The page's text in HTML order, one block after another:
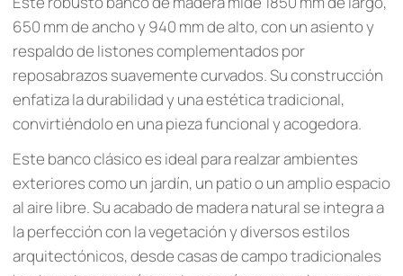
650 mm de ancho y 940 mm de alto, con un asiento y
respaldo de listones complementados por
reposabrazos suavemente curvados. Su construcción
enfatiza la durabilidad y una estética tradicional,
convirtiéndolo en una pieza funcional y acogedora.
Este banco clásico es ideal para realzar ambientes
exteriores como un jardín, un patio o un amplio espacio
al aire libre. Su acabado de madera natural se integra a
la perfección con la vegetación y diversos estilos
arquitectónicos, desde casas de campo tradicionales